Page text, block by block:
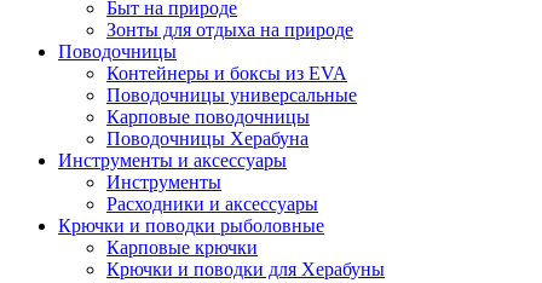
Быт на природе
Зонты для отдыха на природе
Поводочницы
Контейнеры и боксы из EVA
Поводочницы универсальные
Карповые поводочницы
Поводочницы Херабуна
Инструменты и аксессуары
Инструменты
Расходники и аксессуары
Крючки и поводки рыболовные
Карповые крючки
Крючки и поводки для Херабуны